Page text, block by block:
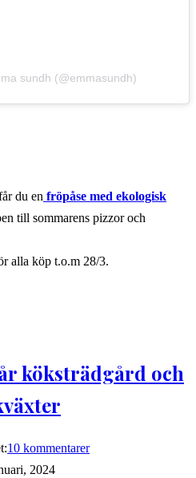
sundh (@emmasundh)
du en fröpåse med ekologisk
till sommarens pizzor och
alla köp t.o.m 28/3.
köksträdgård och
10 kommentarer
2024